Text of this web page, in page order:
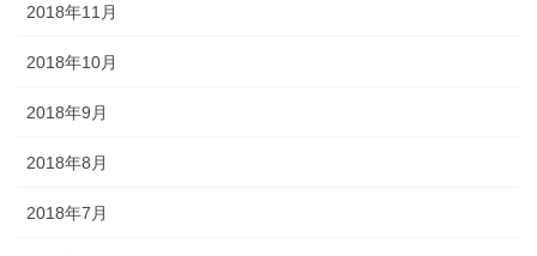
2018年11月
2018年10月
2018年9月
2018年8月
2018年7月